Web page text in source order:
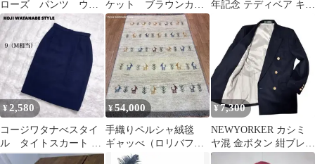
ローズ パンツ ウー
ル ベージュ
ケット ブラウンカー
キ 美品 あったか
OL お仕事
年記念 テディベア キー
ホルダー チャーム
¥ 2,580
コージワタナべスタイ
ル タイトスカート ツ
イード調 ネイビー ウー
¥54,000
手織りペルシャ絨毯
ギャッべ（ロリバフ
ト）1㎡ 新品
¥ 7,300
NEWYORKER カシミ
ヤ混 金ボタン 紺ブレ
9AR ダブル